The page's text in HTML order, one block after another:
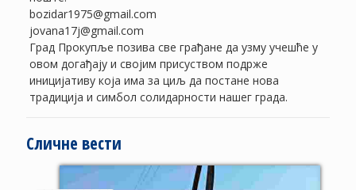
bozidar1975@gmail.com
jovana17j@gmail.com
Град Прокупље позива све грађане да узму учешће у
овом догађају и својим присуством подрже
иницијативу која има за циљ да постане нова
традиција и симбол солидарности нашег града.
Сличне вести